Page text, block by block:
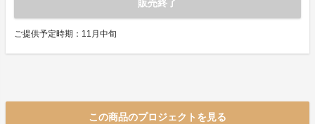
販売終了
ご提供予定時期：11月中旬
この商品のプロジェクトを見る